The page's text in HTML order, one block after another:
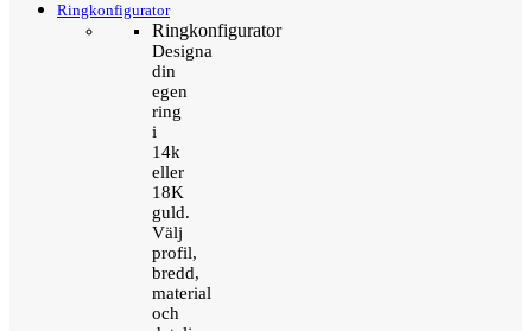
Ringkonfigurator
Ringkonfigurator
Designa
din
egen
ring
i
14k
eller
18K
guld.
Välj
profil,
bredd,
material
och